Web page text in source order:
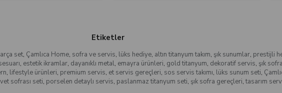
Etiketler
set, Çamlıca Home, sofra ve servis, lüks hediye, altın titanyum takım, şık sunumlar, prestijli
, estetik ikramlar, dayanıklı metal, emayra ürünleri, gold titanyum, dekoratif servis, şık
, lifestyle ürünleri, premium servis, et servis gereçleri, sos servis takımı, lüks sunum seti,
sofrası seti, porselen detaylı servis, paslanmaz titanyum seti, şık sofra gereçleri, tasarım